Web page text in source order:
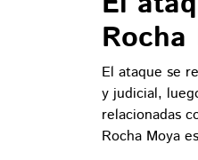
Rocha
El ataque se
y judicial,
relacionadas
Rocha Moya